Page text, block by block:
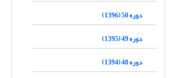
دوره 50 (1396)
دوره 49 (1395)
دوره 48 (1394)